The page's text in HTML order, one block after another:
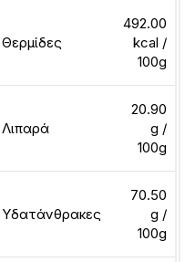
Θερμίδες
492.00
kcal /
100g
Λιπαρά
20.90
g /
100g
Υδατάνθρακες
70.50
g /
100g